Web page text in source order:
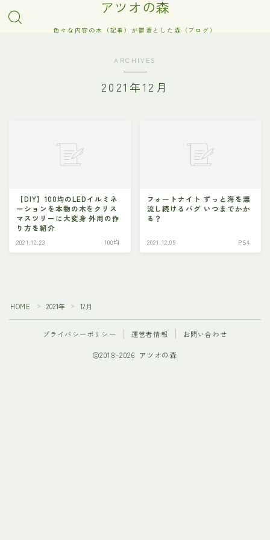
アツオの森
色々な内容の木（記事）が鬱蒼とした森（ブログ）
ARCHIVES
2021年12月
【DIY】100均のLEDイルミネ
ーションを本物の木をクリス
マスツリーに大変身 外用の作
り方を紹介
2021.12.23 100均
フォートナイト ずっと海を漂
流し続けるバグ いつまでかか
る？
2021.12.05 PS4
HOME ＞ 2021年 ＞ 12月
プライバシーポリシー 運営者情報 お問い合わせ
2018–2026 アツオの森